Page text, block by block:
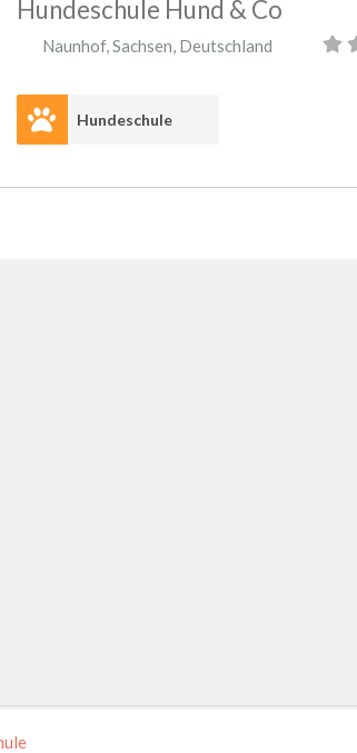
Hundeschule Hund & Co
Naunhof,Sachsen, Deutschland
Hundeschule